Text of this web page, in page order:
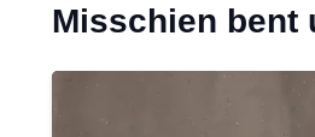
Misschien bent